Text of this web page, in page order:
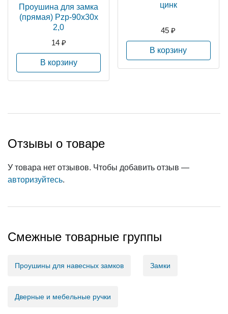
Проушина для замка
(прямая) Pzp-90х30х
2,0
14 ₽
В корзину
цинк
45 ₽
В корзину
Отзывы о товаре
У товара нет отзывов. Чтобы добавить отзыв —
авторизуйтесь.
Смежные товарные группы
Проушины для навесных замков Замки
Дверные и мебельные ручки